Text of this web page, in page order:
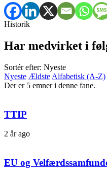
Historik
Har medvirket i
Sortér efter: Nyeste
Nyeste Ældste Alfabetisk (A-Z)
Der er 5 emner i denne fane.
TTIP
2 år ago
EU og